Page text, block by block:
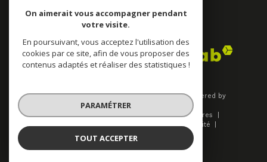
ADHÉRENTS
© 2026 | Tous droits réservés | Traduction powered by
Google |
Plan du site
Mentions légales
Nos honoraires
Admin
Nos liens
Politique de confidentialité
Politique RGPD
On aimerait vous accompagner pendant
votre visite.
En poursuivant, vous acceptez l'utilisation des
cookies par ce site, afin de vous proposer des
contenus adaptés et réaliser des statistiques !
PARAMÉTRER
TOUT ACCEPTER